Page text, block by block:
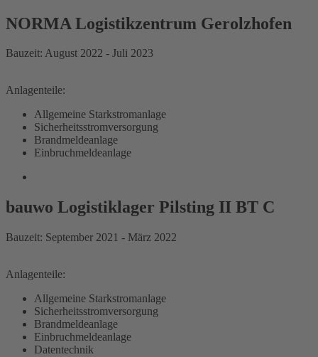
NORMA Logistikzentrum Gerolzhofen
Bauzeit: August 2022 - Juli 2023
Anlagenteile:
Allgemeine Starkstromanlage
Sicherheitsstromversorgung
Brandmeldeanlage
Einbruchmeldeanlage
bauwo Logistiklager Pilsting II BT C
Bauzeit: September 2021 - März 2022
Anlagenteile:
Allgemeine Starkstromanlage
Sicherheitsstromversorgung
Brandmeldeanlage
Einbruchmeldeanlage
Datentechnik